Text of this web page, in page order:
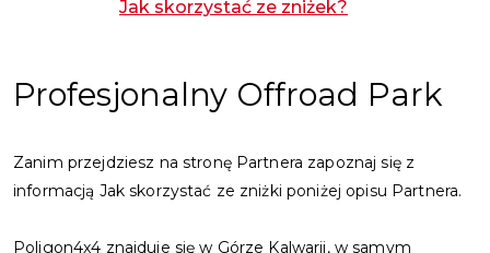
Jak skorzystać ze zniżek?
Profesjonalny Offroad Park
Zanim przejdziesz na stronę Partnera zapoznaj się z
informacją Jak skorzystać ze zniżki poniżej opisu Partnera.
Poligon4x4 znajduje się w Górze Kalwarii, w samym